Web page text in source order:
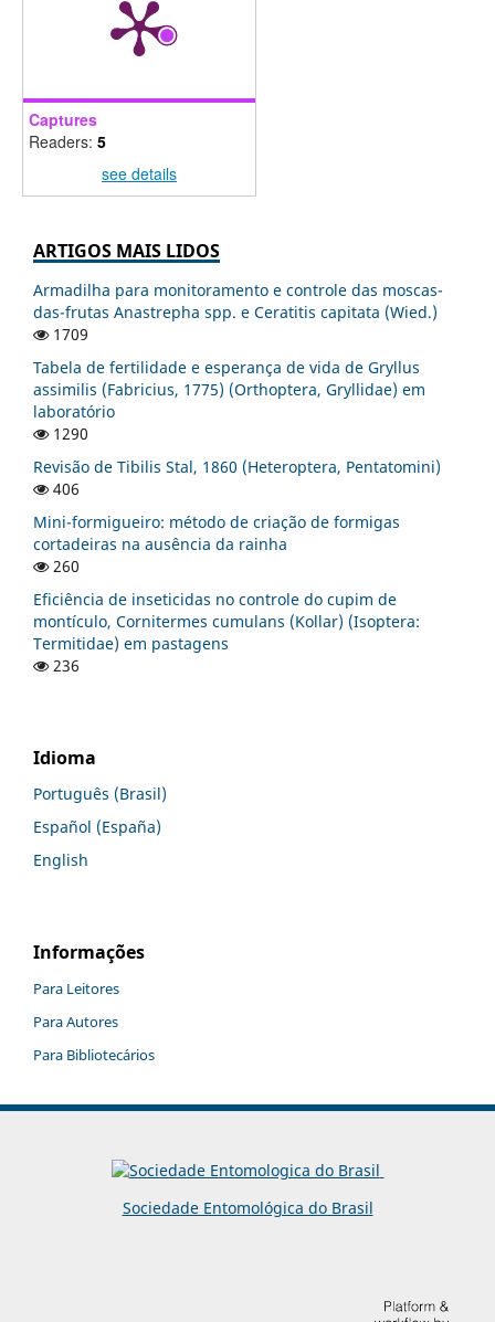
Captures
Readers: 5
see details
ARTIGOS MAIS LIDOS
Armadilha para monitoramento e controle das moscas-
das-frutas Anastrepha spp. e Ceratitis capitata (Wied.)
1709
Tabela de fertilidade e esperança de vida de Gryllus
assimilis (Fabricius, 1775) (Orthoptera, Gryllidae) em
laboratório
1290
Revisão de Tibilis Stal, 1860 (Heteroptera, Pentatomini)
406
Mini-formigueiro: método de criação de formigas
cortadeiras na ausência da rainha
260
Eficiência de inseticidas no controle do cupim de
montículo, Cornitermes cumulans (Kollar) (Isoptera:
Termitidae) em pastagens
236
Idioma
Português (Brasil)
Español (España)
English
Informações
Para Leitores
Para Autores
Para Bibliotecários
Sociedade Entomológica do Brasil